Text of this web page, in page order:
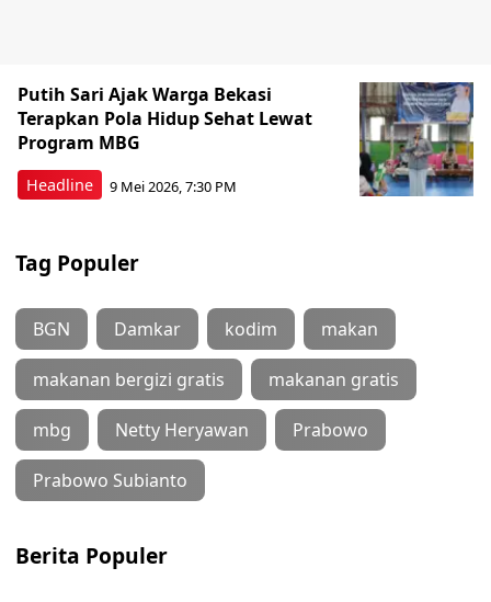
Headline
Putih Sari Ajak Warga Bekasi
Terapkan Pola Hidup Sehat Lewat
Program MBG
9 Mei 2026, 7:30 PM
Tag Populer
BGN Damkar kodim makan
makanan bergizi gratis makanan gratis
mbg Netty Heryawan Prabowo
Prabowo Subianto
Berita Populer